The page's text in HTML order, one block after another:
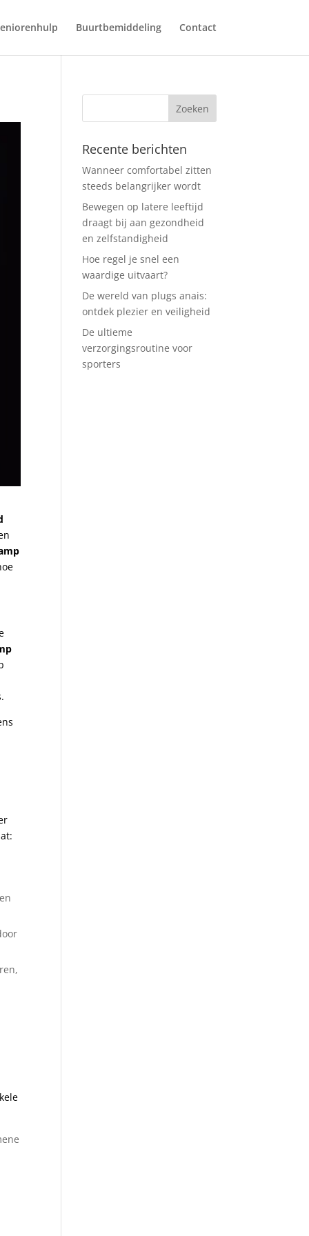
Buurtbemiddeling Contact
Recente berichten
Wanneer comfortabel zitten
steeds belangrijker wordt
Bewegen op latere leeftijd
draagt bij aan gezondheid
en zelfstandigheid
Hoe regel je snel een
waardige uitvaart?
De wereld van plugs anais:
ontdek plezier en veiligheid
De ultieme
verzorgingsroutine voor
sporters